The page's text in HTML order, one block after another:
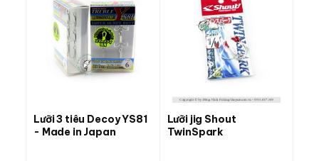
Lưỡi 3 tiêu Decoy YS81
- Made in Japan
Lưỡi jig Shout
TwinSpark